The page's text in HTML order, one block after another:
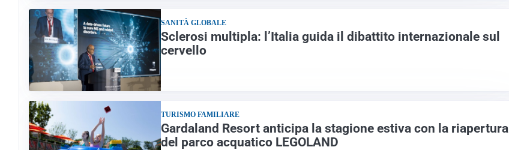
SANITÀ GLOBALE
Sclerosi multipla: l’Italia guida il dibattito internazionale sul
cervello
TURISMO FAMILIARE
Gardaland Resort anticipa la stagione estiva con la riapertura
del parco acquatico LEGOLAND